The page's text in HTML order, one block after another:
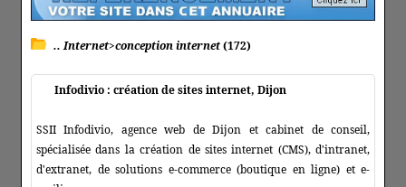
.. Internet>conception internet(172)
Infodivio : création de sites internet, Dijon
SSII Infodivio, agence web de Dijon et cabinet de conseil,
spécialisée dans la création de sites internet (CMS), d'intranet,
d'extranet, de solutions e-commerce (boutique en ligne) et e-